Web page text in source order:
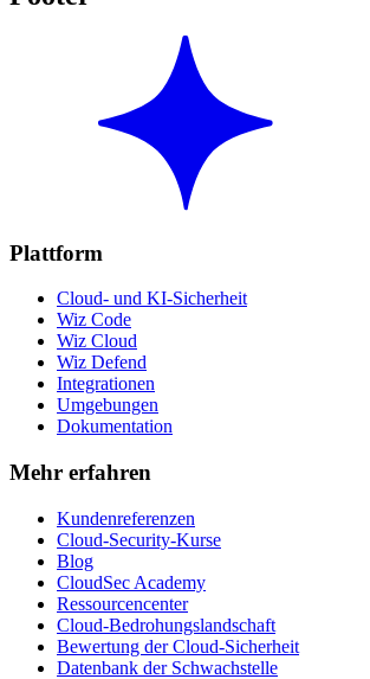
Plattform
Cloud- und KI-Sicherheit
Wiz Code
Wiz Cloud
Wiz Defend
Integrationen
Umgebungen
Dokumentation
Mehr erfahren
Kundenreferenzen
Cloud-Security-Kurse
Blog
CloudSec Academy
Ressourcencenter
Cloud-Bedrohungslandschaft
Bewertung der Cloud-Sicherheit
Datenbank der Schwachstelle